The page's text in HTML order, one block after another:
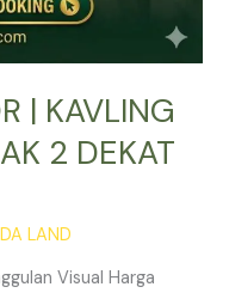
| KAVLING
2 DEKAT
LAND
Visual Harga